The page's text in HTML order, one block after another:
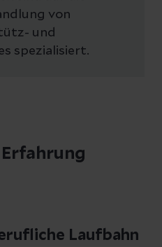
von
und
spezialisiert.
Laufbahn